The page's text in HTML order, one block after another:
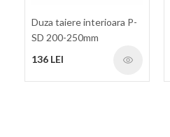
Duza taiere interioara P-
SD 200-250mm
136 LEI